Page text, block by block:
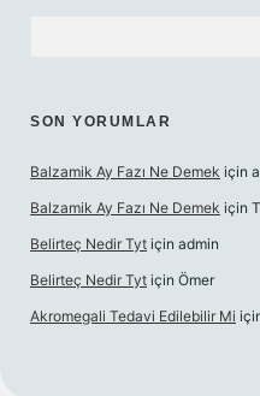
SON YORUMLAR
Balzamik Ay Fazı Ne Demek için
Balzamik Ay Fazı Ne Demek için
Belirteç Nedir Tyt için admin
Belirteç Nedir Tyt için Ömer
Akromegali Tedavi Edilebilir Mi